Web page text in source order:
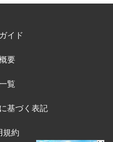
イド
要
覧
基づく表記
規約